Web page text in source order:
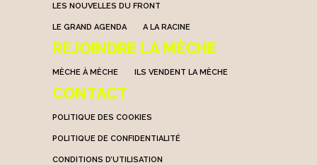
LES NOUVELLES DU FRONT
LE GRAND AGENDA A LA RACINE
REJOINDRE LA MÈCHE
MÈCHE À MÈCHE ILS VENDENT LA MÈCHE
CONTACT
POLITIQUE DES COOKIES
POLITIQUE DE CONFIDENTIALITÉ
CONDITIONS D’UTILISATION